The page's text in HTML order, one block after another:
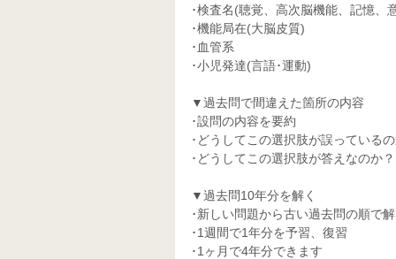
･検査名(聴覚、高次脳機能、記憶、
･機能局在(大脳皮質)
･血管系
･小児発達(言語･運動)
▼過去問で間違えた箇所の内容
･設問の内容を要約
･どうしてこの選択肢が誤っているの
･どうしてこの選択肢が答えなのか？
▼過去問10年分を解く
･新しい問題から古い過去問の順で解
･1週間で1年分を予習、復習
･1ヶ月で4年分できます